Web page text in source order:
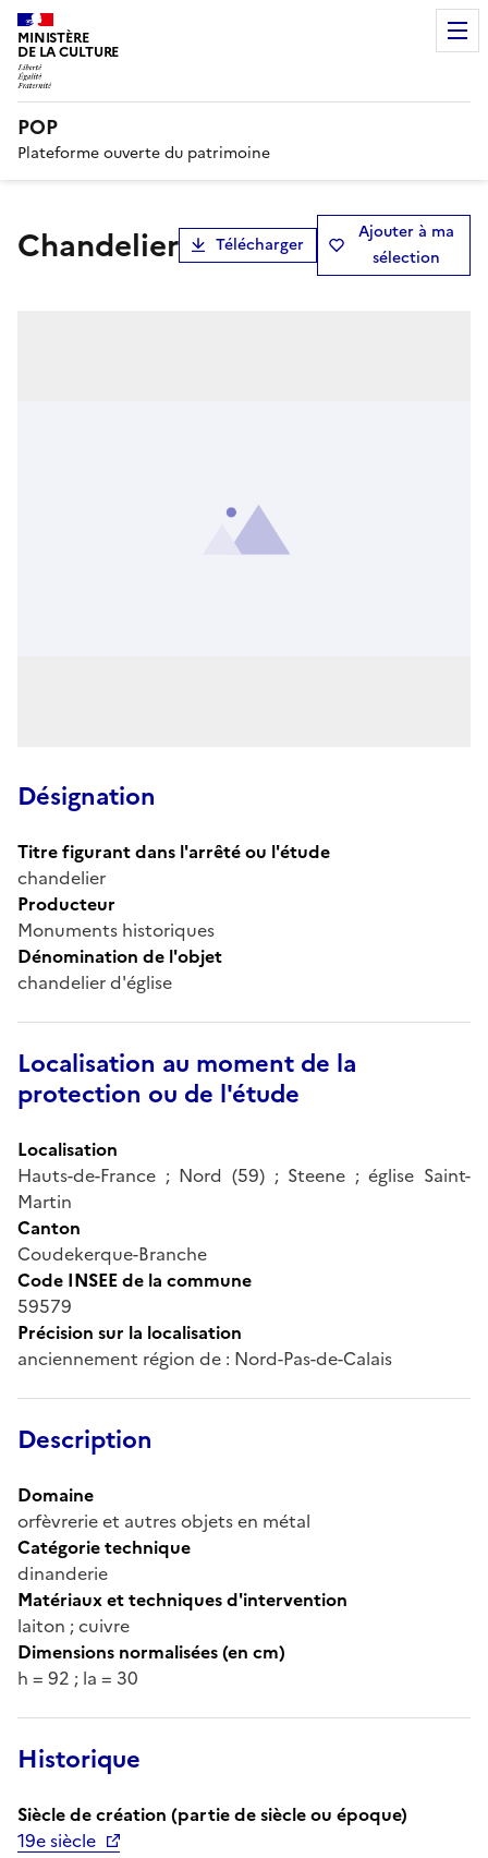
MINISTÈRE
DE LA CULTURE
POP
Plateforme ouverte du patrimoine
chandelier Télécharger
Ajouter à ma
sélection
Désignation
Titre figurant dans l'arrêté ou l'étude
chandelier
Producteur
Monuments historiques
Dénomination de l'objet
chandelier d'église
Localisation au moment de la
protection ou de l'étude
Localisation
Hauts-de-France ; Nord (59) ; Steene ; église Saint-
Martin
Canton
Coudekerque-Branche
Code INSEE de la commune
59579
Précision sur la localisation
anciennement région de : Nord-Pas-de-Calais
Description
Domaine
orfèvrerie et autres objets en métal
Catégorie technique
dinanderie
Matériaux et techniques d'intervention
laiton ; cuivre
Dimensions normalisées (en cm)
h = 92 ; la = 30
Historique
Siècle de création (partie de siècle ou époque)
19e siècle